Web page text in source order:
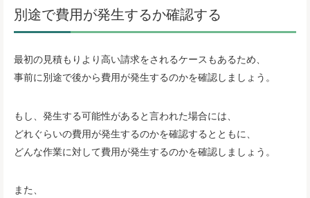
別途で費用が発生するか確認する
最初の見積もりより高い請求をされるケースもあるため、
事前に別途で後から費用が発生するのかを確認しましょう。
もし、発生する可能性があると言われた場合には、
どれぐらいの費用が発生するのかを確認するとともに、
どんな作業に対して費用が発生するのかを確認しましょう。
また、